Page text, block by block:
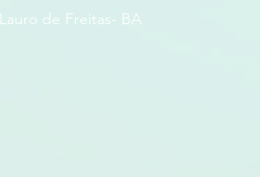
Lauro de Freitas- BA